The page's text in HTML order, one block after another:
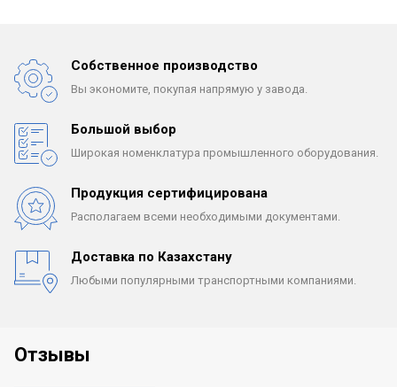
Собственное производство
Вы экономите, покупая напрямую у завода.
Большой выбор
Широкая номенклатура промышленного оборудования.
Продукция сертифицирована
Располагаем всеми необходимыми документами.
Доставка по Казахстану
Любыми популярными транспортными компаниями.
Отзывы